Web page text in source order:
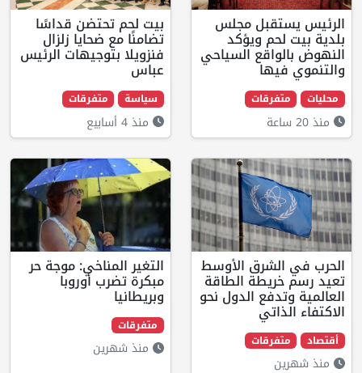
مجلس
ويؤكد
السياحي
بيت لحم تحتضن قداسًا
تضامنًا مع ضحايا زلزال
فنزويلا بتوجيهات الرئيس
عباس
متفرقات
الأوسط
الطاقة
الدول نحو
التغير المناخي: موجة حر
مبكرة تضرب أوروبا
وبريطانيا